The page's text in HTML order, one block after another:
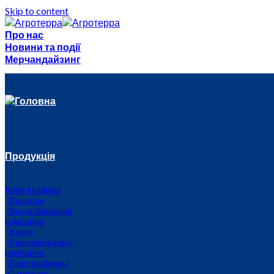
Skip to content
Про нас
Новини та події
Мерчандайзинг
Головна
Продукція
New Holland
Трактори
Зернозбиральні
комбайни
Жатки
Кормозбиральні
комбайни
Прес-підбирачі